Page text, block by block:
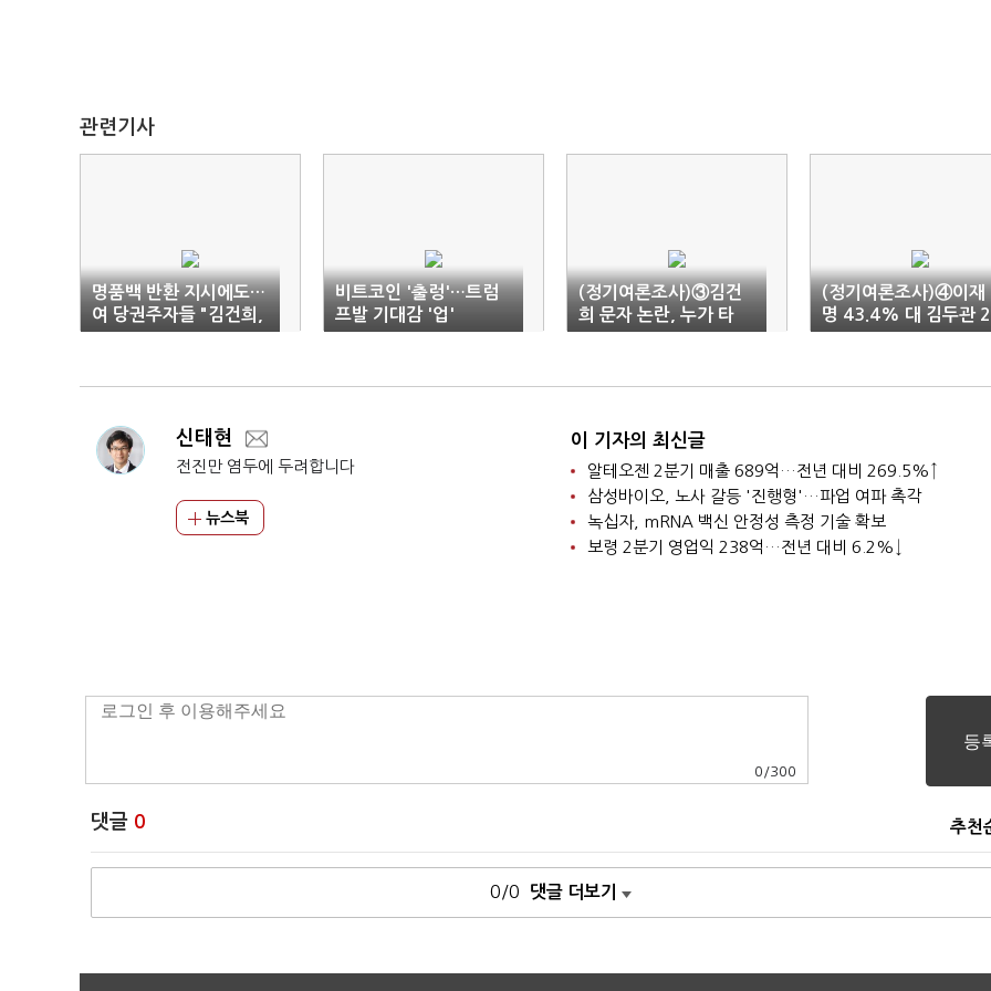
관련기사
명품백 반환 지시에도…
여 당권주자들 "김건희,
검찰 수사 필요"
비트코인 '출렁'…트럼
프발 기대감 '업'
(정기여론조사)③김건
희 문자 논란, 누가 타
격?…38.4% "한동훈"
(정기여론조사)④이재
명 43.4% 대 김두관 2
4.5%…이 '굳건'-김 '
신태현
전진만 염두에 두려합니다
뉴스북
이 기자의 최신글
알테오젠 2분기 매출 689억…전년 대비 269.5%↑
삼성바이오, 노사 갈등 '진행형'…파업 여파 촉각
녹십자, mRNA 백신 안정성 측정 기술 확보
보령 2분기 영업익 238억…전년 대비 6.2%↓
0 /300
댓글 0 추천
0/0 댓글 더보기